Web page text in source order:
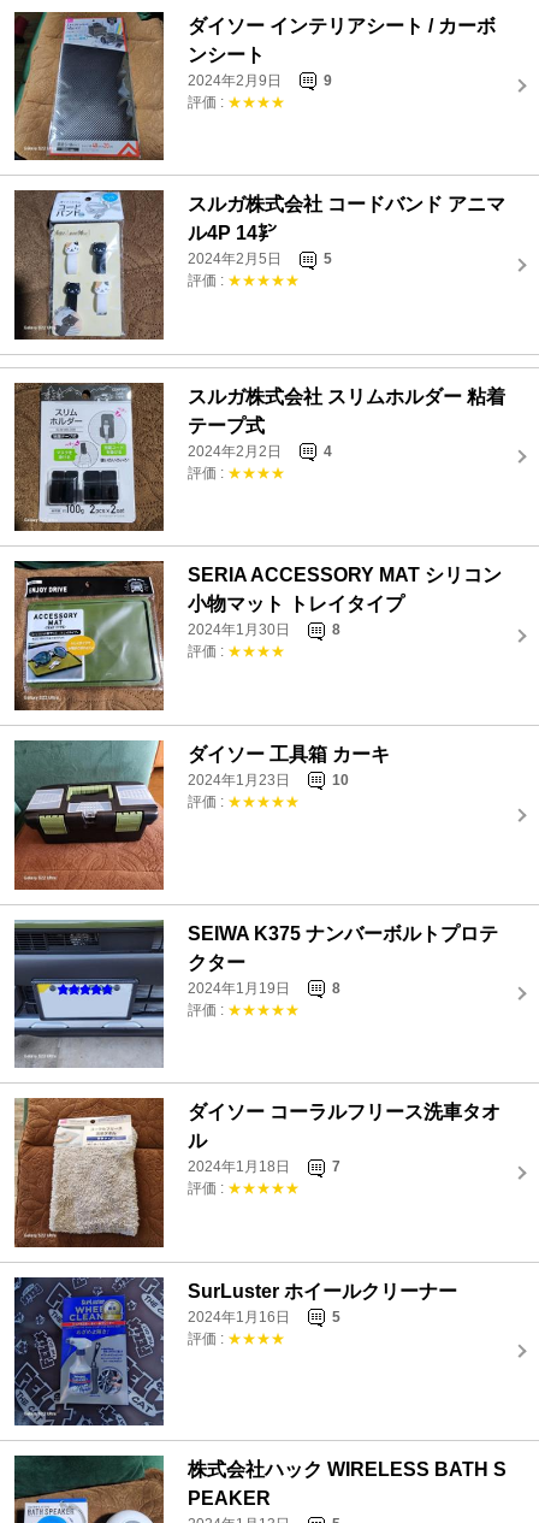
ダイソー インテリアシート / カーボ
ンシート
2024年2月9日
9
評価 : ★★★★
スルガ株式会社 コードバンド アニマ
ル4P 14㌢
2024年2月5日
5
評価 : ★★★★★
スルガ株式会社 スリムホルダー 粘着
テープ式
2024年2月2日
4
評価 : ★★★★
SERIA ACCESSORY MAT シリコン
小物マット トレイタイプ
2024年1月30日
8
評価 : ★★★★
ダイソー 工具箱 カーキ
2024年1月23日
10
評価 : ★★★★★
SEIWA K375 ナンバーボルトプロテ
クター
2024年1月19日
8
評価 : ★★★★★
ダイソー コーラルフリース洗車タオ
ル
2024年1月18日
7
評価 : ★★★★★
SurLuster ホイールクリーナー
2024年1月16日
5
評価 : ★★★★
株式会社ハック WIRELESS BATH S
PEAKER